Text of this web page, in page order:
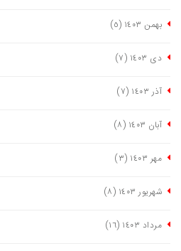
بهمن ١٤٠٣ (٥)
دی ١٤٠٣ (٧)
آذر ١٤٠٣ (٧)
آبان ١٤٠٣ (٨)
مهر ١٤٠٣ (٣)
شهریور ١٤٠٣ (٨)
مرداد ١٤٠٣ (١٦)